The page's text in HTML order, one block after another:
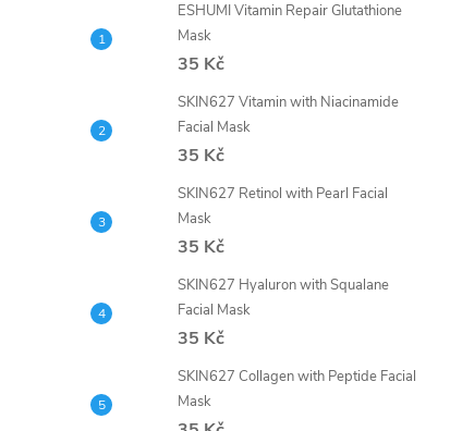
ESHUMI Vitamin Repair Glutathione
Mask
35 Kč
SKIN627 Vitamin with Niacinamide
Facial Mask
35 Kč
SKIN627 Retinol with Pearl Facial
Mask
35 Kč
SKIN627 Hyaluron with Squalane
Facial Mask
35 Kč
SKIN627 Collagen with Peptide Facial
Mask